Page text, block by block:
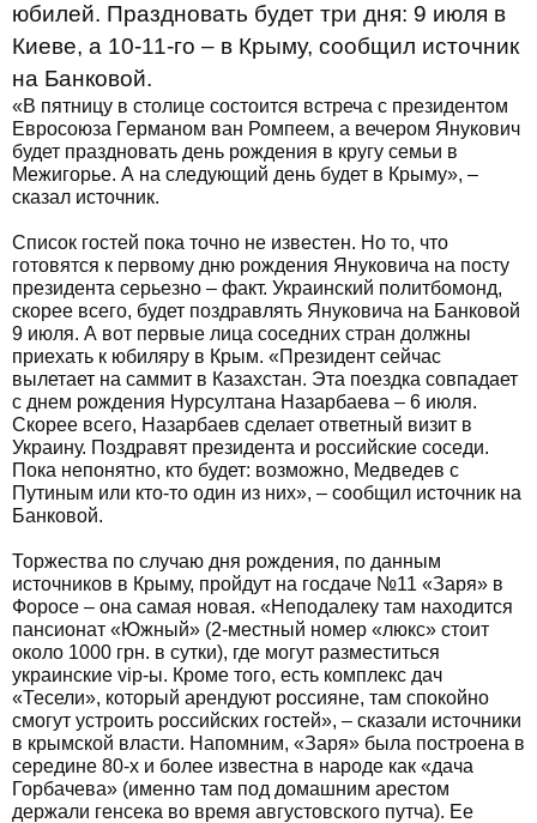
юбилей. Праздновать будет три дня: 9 июля в
Киеве, а 10-11-го – в Крыму, сообщил источник
на Банковой.
«В пятницу в столице состоится встреча с президентом
Евросоюза Германом ван Ромпеем, а вечером Янукович
будет праздновать день рождения в кругу семьи в
Межигорье. А на следующий день будет в Крыму», –
сказал источник.
Список гостей пока точно не известен. Но то, что
готовятся к первому дню рождения Януковича на посту
президента серьезно – факт. Украинский политбомонд,
скорее всего, будет поздравлять Януковича на Банковой
9 июля. А вот первые лица соседних стран должны
приехать к юбиляру в Крым. «Президент сейчас
вылетает на саммит в Казахстан. Эта поездка совпадает
с днем рождения Нурсултана Назарбаева – 6 июля.
Скорее всего, Назарбаев сделает ответный визит в
Украину. Поздравят президента и российские соседи.
Пока непонятно, кто будет: возможно, Медведев с
Путиным или кто-то один из них», – сообщил источник на
Банковой.
Торжества по случаю дня рождения, по данным
источников в Крыму, пройдут на госдаче №11 «Заря» в
Форосе – она самая новая. «Неподалеку там находится
пансионат «Южный» (2-местный номер «люкс» стоит
около 1000 грн. в сутки), где могут разместиться
украинские vip-ы. Кроме того, есть комплекс дач
«Тесели», который арендуют россияне, там спокойно
смогут устроить российских гостей», – сказали источники
в крымской власти. Напомним, «Заря» была построена в
середине 80-х и более известна в народе как «дача
Горбачева» (именно там под домашним арестом
держали генсека во время августовского путча). Ее